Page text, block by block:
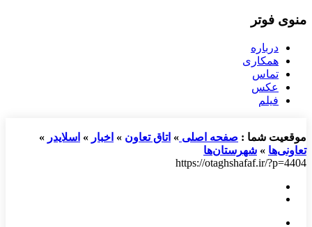
منوی فوتر
درباره
همکاری
تماس
عکس
فیلم
موقعیت شما : صفحه اصلی » اتاق تعاون » اخبار » اسلایدر »
تعاونی‌ها » شهرستان‌ها
https://otaghshafaf.ir/?p=4404